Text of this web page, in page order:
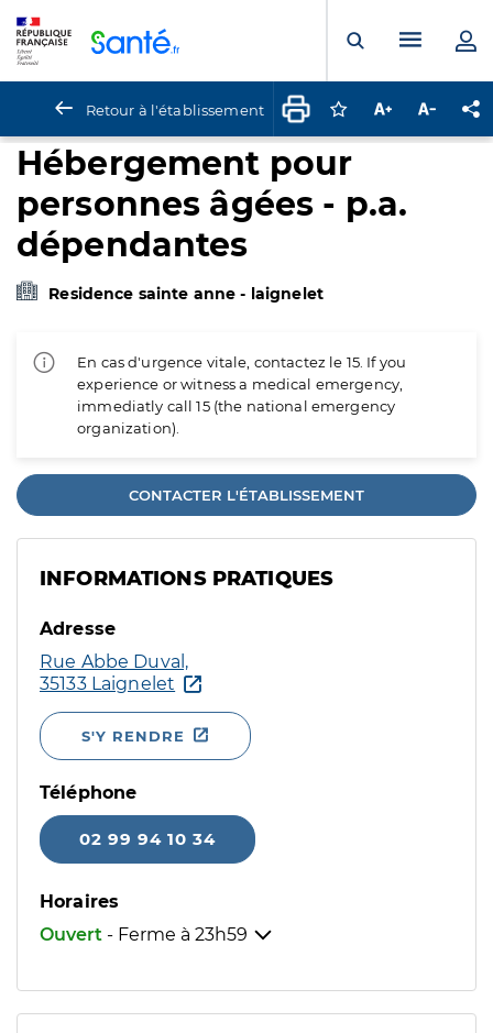
Ouvrir laMenu
Retour à l'établissement Connectez-vous
Augmenter la
Hébergement pour
personnes âgées - p.a.
dépendantes
Residence sainte anne - laignelet
En cas d'urgence vitale, contactez le 15. If you
experience or witness a medical emergency,
immediatly call 15 (the national emergency
organization).
CONTACTER L'ÉTABLISSEMENT
INFORMATIONS PRATIQUES
Adresse
Rue Abbe Duval,
35133 Laignelet
S'Y RENDRE
Téléphone
02 99 94 10 34
Horaires
Ouvert - Ferme à 23h59